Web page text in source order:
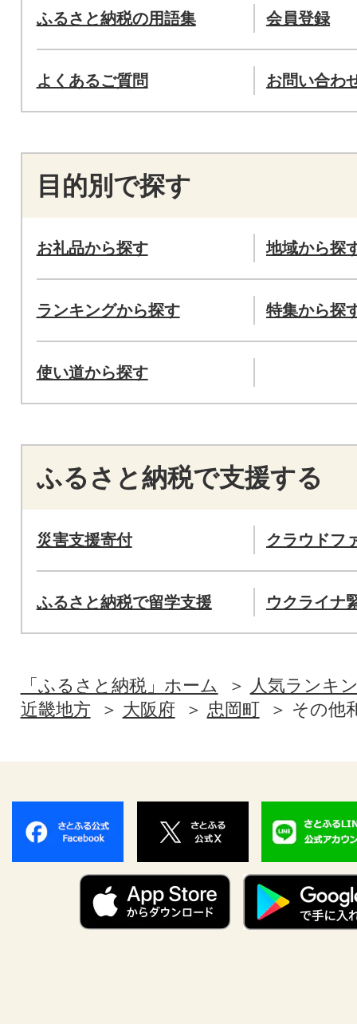
ふるさと納税の用語集 会員登録
よくあるご質問 お問い合わ
目的別で探す
お礼品から探す 地域から探
ランキングから探す 特集から探
使い道から探す
ふるさと納税で支援する
災害支援寄付 クラウドフ
ふるさと納税で留学支援 ウクライナ
「ふるさと納税」ホーム
人気ランキ
近畿地方
大阪府 忠岡町 その他